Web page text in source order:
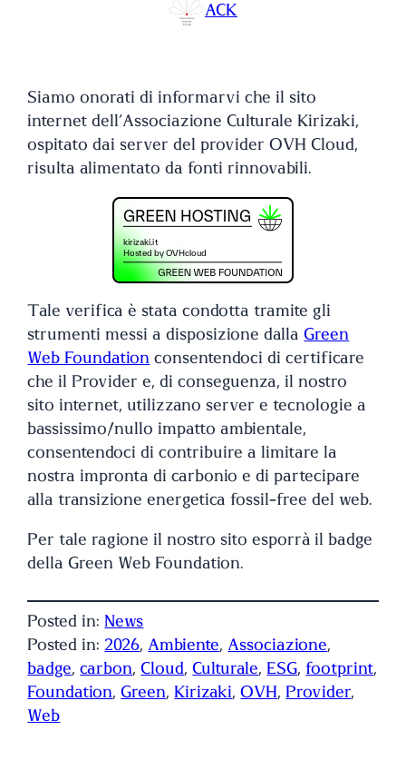
ACK
Siamo onorati di informarvi che il sito
internet dell’Associazione Culturale Kirizaki,
ospitato dai server del provider OVH Cloud,
risulta alimentato da fonti rinnovabili.
Tale verifica è stata condotta tramite gli
strumenti messi a disposizione dallaGreen
Web Foundation consentendoci di certificare
che il Provider e, di conseguenza, il nostro
sito internet, utilizzano server e tecnologie a
bassissimo/nullo impatto ambientale,
consentendoci di contribuire a limitare la
nostra impronta di carbonio e di partecipare
alla transizione energetica fossil-free del web.
Per tale ragione il nostro sito esporrà il badge
della Green Web Foundation.
Posted in:News
Posted in:2026, Ambiente, Associazione
badge, carbon, Cloud, Culturale, ESG, footprint
Foundation, Green, Kirizaki, OVH, Provider
Web